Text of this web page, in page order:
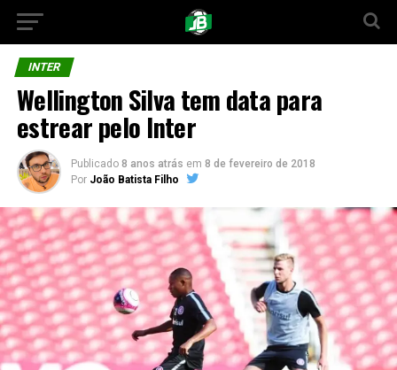
INTER
Wellington Silva tem data para
estrear pelo Inter
Publicado 8 anos atrás em 8 de fevereiro de 2018
Por João Batista Filho